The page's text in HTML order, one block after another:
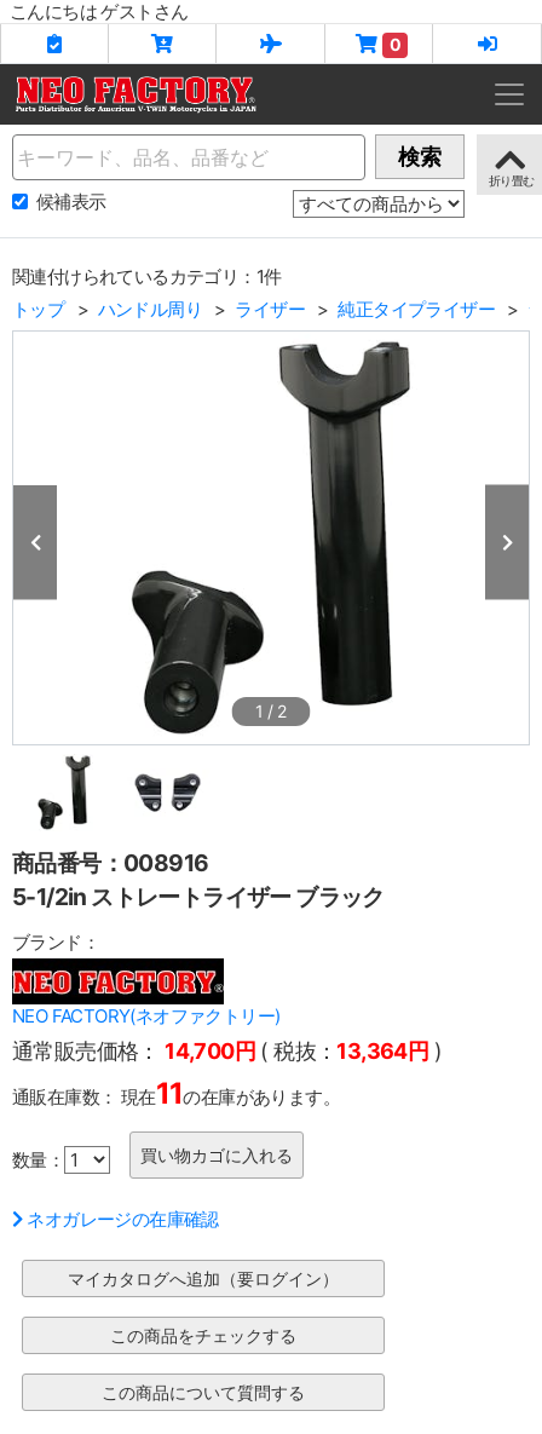
こんにちは ゲストさん
0
Name 検索
候補表示
関連付けられているカテゴリ：1件
トップ
ハンドル周り ライザー 純正タイプライザー
1 / 2
商品番号：008916
5-1/2in ストレートライザー ブラック
ブランド：
NEO FACTORY(ネオファクトリー)
通常販売価格： 14,700円 ( 税抜： 13,364円 )
通販在庫数： 現在11の在庫があります。
数量：
ネオガレージの在庫確認